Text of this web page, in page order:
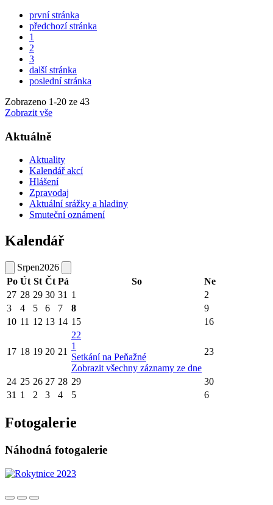
první stránka
předchozí stránka
1
2
3
další stránka
poslední stránka
Zobrazeno 1-20 ze 43
Zobrazit vše
Aktuálně
Aktuality
Kalendář akcí
Hlášení
Zpravodaj
Aktuální srážky a hladiny
Smuteční oznámení
Kalendář
Srpen2026
Po Út St Čt Pá So
Ne
27 28 29 30 31 1
2
3
4 5 6 7 8
9
10 11 12 13 14 15 16
17 18 19 20 21
22
1
Setkání na Peňažné
Zobrazit všechny záznamy ze dne
23
24 25 26 27 28 29
30
31 1 2 3 4 5 6
Fotogalerie
Náhodná fotogalerie